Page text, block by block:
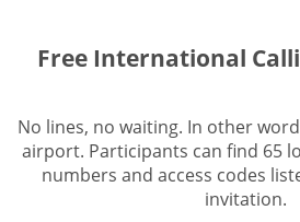
Free International
No lines, no waiting. In other
airport. Participants can find 65
numbers and access codes
invitation.